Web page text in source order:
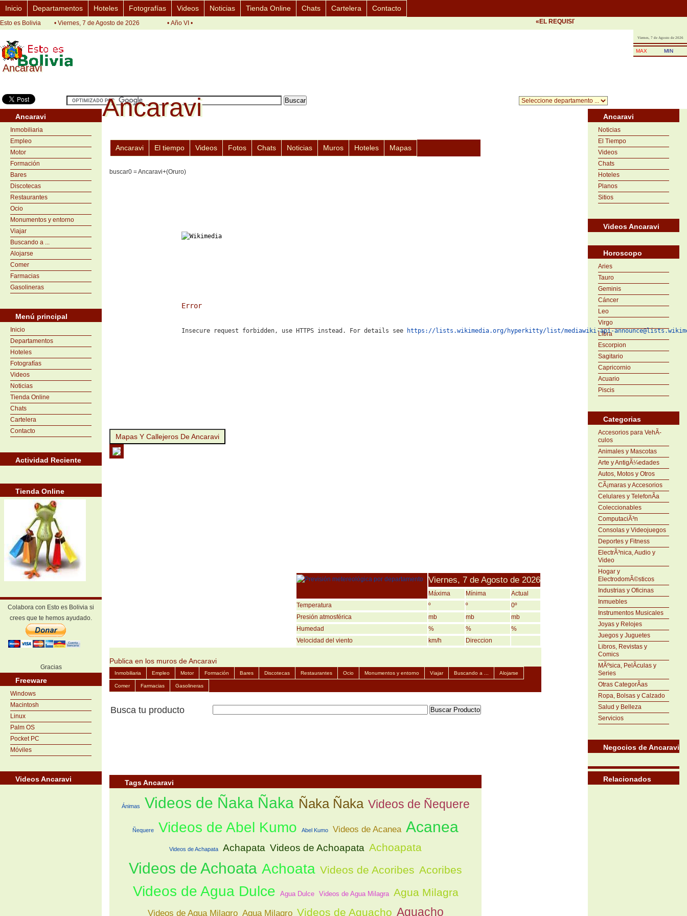
Ancaravi
Ancaravi
Inicio Departamentos Hoteles Fotografías Videos Noticias Tienda Online Chats Cartelera Contacto
Esto es Bolivia • Viernes, 7 de Agosto de 2026 • Año VI • «EL REQUISITO DEL ÉXITO ES LA PRONTITUD EN
Viernes, 7 de Agosto de 2026
MAX MIN
Ancaravi
Inmobiliaria
Empleo
Motor
Formación
Bares
Discotecas
Restaurantes
Ocio
Monumentos y entorno
Viajar
Buscando a ...
Alojarse
Comer
Farmacias
Gasolineras
Menú principal
Inicio
Departamentos
Hoteles
Fotografías
Videos
Noticias
Tienda Online
Chats
Cartelera
Contacto
Actividad Reciente
Tienda Online
Colabora con Esto es Bolivia si
crees que te hemos ayudado.
Gracias
Freeware
Windows
Macintosh
Linux
Palm OS
Pocket PC
Móviles
Videos Ancaravi
Ancaravi
Ancaravi
Ancaravi El tiempo Videos Fotos Chats Noticias Muros Hoteles Mapas
buscar0 = Ancaravi+(Oruro)
Error
Insecure request forbidden, use HTTPS instead. For details see https://lists.wikimedia.org/hyperkitty/list/mediawiki-api-announce@lists.wikimedia.org/
Mapas Y Callejeros De Ancaravi
Viernes, 7 de Agosto de 2026
Máxima Mínima
Actual
Temperatura
º º
0º
Presión atmosférica
mb mb
mb
Humedad
% %
%
Velocidad del viento
km/h Direccion
Publica en los muros de Ancaravi
Inmobiliaria Empleo Motor Formación Bares Discotecas Restaurantes Ocio Monumentos y entorno Viajar Buscando a ... Alojarse
Comer Farmacias Gasolineras
Busca tu producto
Tags Ancaravi
Ánimas Videos de Ñaka Ñaka Ñaka Ñaka Videos de Ñequere
Ñequere Videos de Abel Kumo Abel Kumo Videos de Acanea Acanea
Videos de Achapata Achapata Videos de Achoapata Achoapata
Videos de Achoata Achoata Videos de Acoribes Acoribes
Videos de Agua Dulce Agua Dulce Videos de Agua Milagra Agua Milagra
Videos de Agua Milagro Agua Milagro Videos de Aguacho Aguacho
Ancaravi
Noticias
El Tiempo
Videos
Chats
Hoteles
Planos
Sitios
Videos Ancaravi
Horoscopo
Aries
Tauro
Geminis
Cáncer
Leo
Virgo
Libra
Escorpion
Sagitario
Capricornio
Acuario
Piscis
Categorias
Accesorios para VehÃ­
culos
Animales y Mascotas
Arte y AntigÃ¼edades
Autos, Motos y Otros
CÃ¡maras y Accesorios
Celulares y TelefonÃ­a
Coleccionables
ComputaciÃ³n
Consolas y Videojuegos
Deportes y Fitness
ElectrÃ³nica, Audio y
Video
Hogar y
ElectrodomÃ©sticos
Industrias y Oficinas
Inmuebles
Instrumentos Musicales
Joyas y Relojes
Juegos y Juguetes
Libros, Revistas y
Comics
MÃºsica, PelÃ­culas y
Series
Otras CategorÃ­as
Ropa, Bolsas y Calzado
Salud y Belleza
Servicios
Negocios de Ancaravi
Relacionados